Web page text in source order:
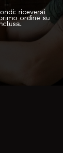
riceverai
ordine su